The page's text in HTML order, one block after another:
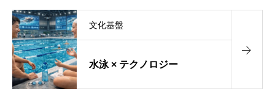
水泳 × テクノロジー
文化基盤